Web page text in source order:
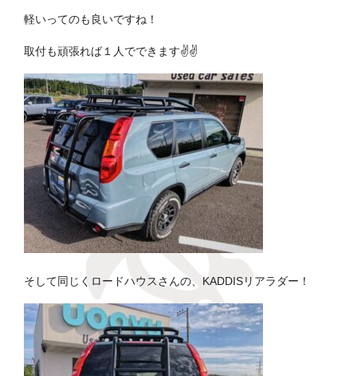
軽いってのも良いですね！
取付も頑張れば１人でできます✌✌
そして同じくロードハウスさんの、KADDISリアラダー！